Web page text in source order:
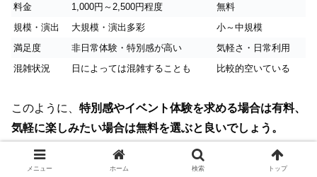
料金
1,000円～2,500円程度
無料
規模・演出
大規模・演出多彩
小～中規模
満足度
非日常体験・特別感が高い
気軽さ・日常利用
混雑状況
日によっては混雑することも 比較的空いている
このように、 特別感やイベント体験を求める場合は有料、
気軽に楽しみたい場合は無料を選ぶと良いでしょう。
メニュー ホーム 検索 トップ